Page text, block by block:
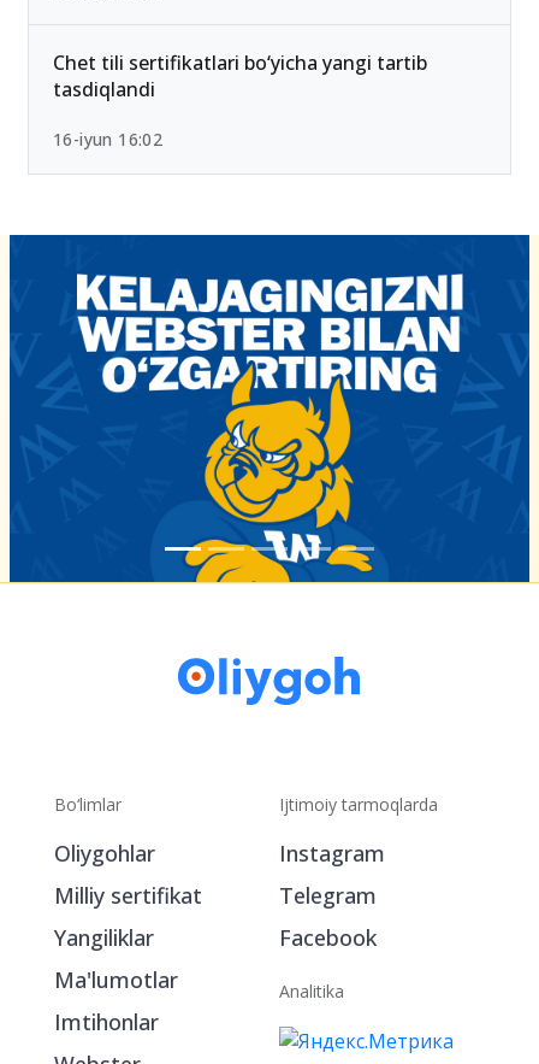
Chet tili sertifikatlari bo‘yicha yangi tartib
tasdiqlandi
16-iyun 16:02
Bo‘limlar
Oliygohlar
Milliy sertifikat
Yangiliklar
Ma'lumotlar
Imtihonlar
Ijtimoiy tarmoqlarda
Instagram
Telegram
Facebook
Analitika